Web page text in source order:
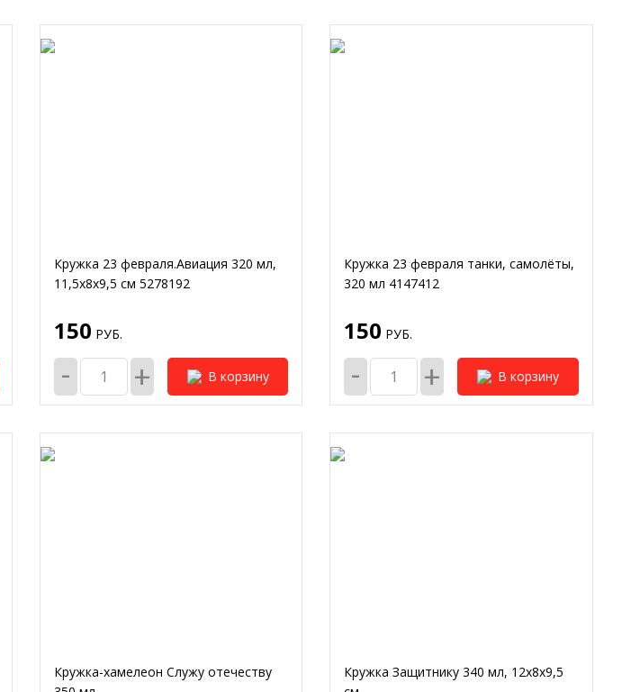
Кружка 23 февраля.Авиация 320 мл,
11,5х8х9,5 см 5278192
150 РУБ.
- + В корзину
Кружка 23 февраля танки, самолёты,
320 мл 4147412
150 РУБ.
- + В корзину
Кружка-хамелеон Служу отечеству
Кружка Защитнику 340 мл, 12х8х9,5